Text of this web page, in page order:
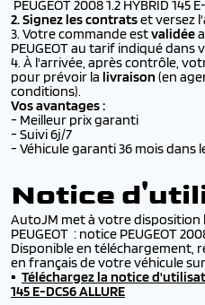
PEUGEOT 2008 1.2 HYBRID 145
2. Signez les contratset versez
3. Votre commande estvalidée
PEUGEOT au tarif indiqué dans
4. À l'arrivée, après contrôle,
pour prévoir la livraison (en
conditions).
Vos avantages :
- Meilleur prix garanti
- Suivi 6j/7
- Véhicule garanti 36 mois dans
Notice
AutoJM met à votre disposition
PEUGEOT : notice PEUGEOT
Disponible en téléchargement,
en français de votre véhicule
▪️ Téléchargez la notice
145 E-DCS6 ALLURE